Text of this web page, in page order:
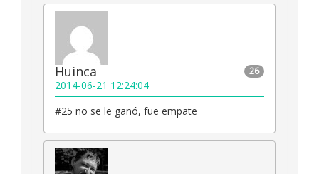
26
Huinca
2014-06-21 12:24:04
#25 no se le ganó, fue empate